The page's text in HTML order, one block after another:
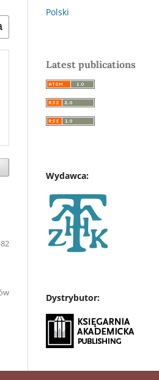
Polski
Latest publications
Wydawca:
Dystrybutor: